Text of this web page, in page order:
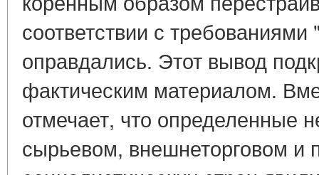
соответствии с
оправдались. Этот вывод
фактическим материалом.
отмечает, что определенные
сырьевом, внешнеторговом и